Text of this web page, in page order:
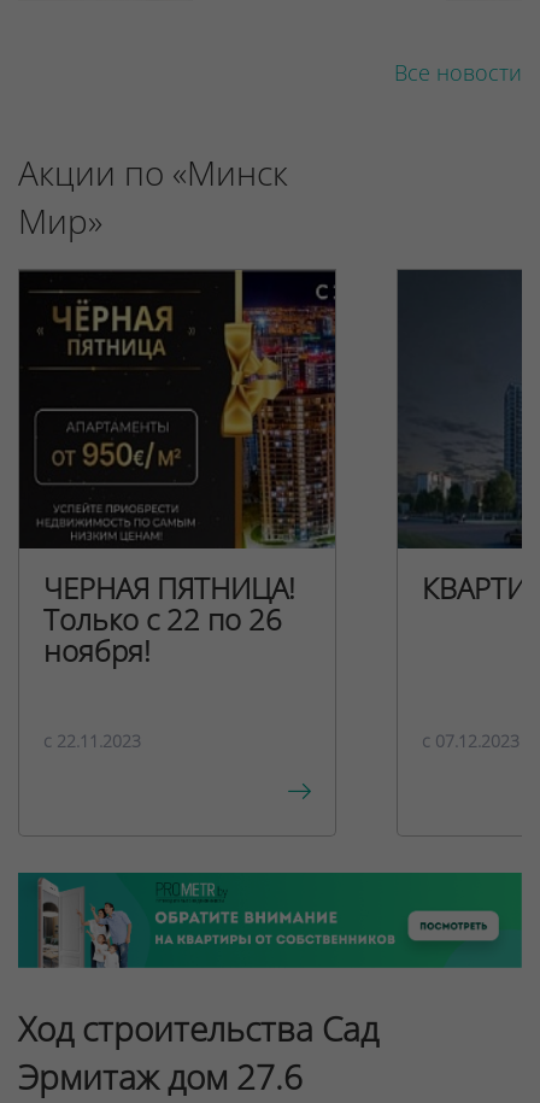
Все новости
Акции по «Минск
Мир»
ЧЕРНАЯ ПЯТНИЦА!
Только с 22 по 26
ноября!
c 22.11.2023 c 07.12.2023
Ход строительства Сад
Эрмитаж дом 27.6